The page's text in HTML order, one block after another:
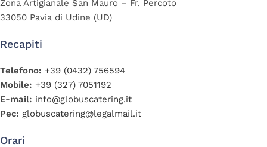
Zona Artigianale San Mauro – Fr. Percoto
33050 Pavia di Udine (UD)
Recapiti
Telefono: +39 (0432) 756594
Mobile: +39 (327) 7051192
E-mail: info@globuscatering.it
Pec: globuscatering@legalmail.it
Orari